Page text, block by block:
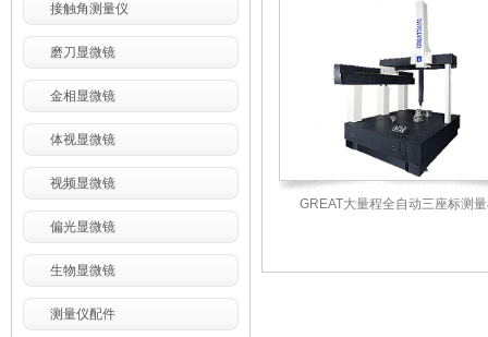
接触角测量仪
磨刀显微镜
金相显微镜
体视显微镜
视频显微镜
偏光显微镜
生物显微镜
测量仪配件
GREAT大量程全自动三座标测